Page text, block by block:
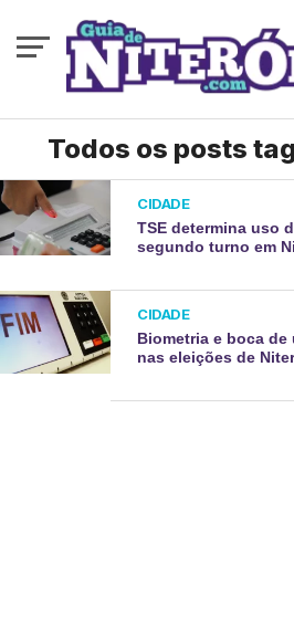
Todos os posts
CIDADE
TSE determina uso
segundo turno em
CIDADE
Biometria e boca
nas eleições de